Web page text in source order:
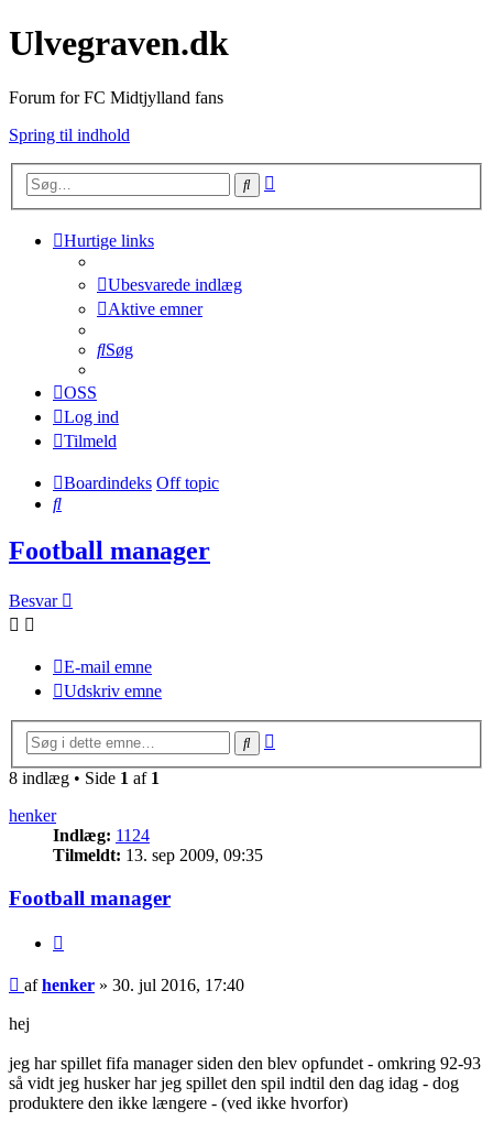
Ulvegraven.dk
Forum for FC Midtjylland fans
Spring til indhold
Søg
Hurtige links
Ubesvarede indlæg
Aktive emner
Søg
OSS
Log ind
Tilmeld
Boardindeks Off topic
Søg
Football manager
Besvar
E-mail emne
Udskriv emne
Søg
8 indlæg • Side 1 af 1
henker
Indlæg: 1124
Tilmeldt: 13. sep 2009, 09:35
Football manager
Indlæg
afhenker » 30. jul 2016, 17:40
hej
jeg har spillet fifa manager siden den blev opfundet - omkring 92-93
så vidt jeg husker har jeg spillet den spil indtil den dag idag - dog
produktere den ikke længere - (ved ikke hvorfor)